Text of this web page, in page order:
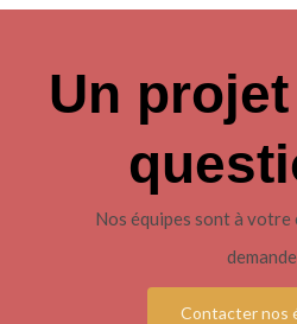
Un
Nos équipes sont à
Contacter nos